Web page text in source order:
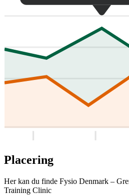
Placering
Her kan du finde Fysio Denmark –
Training Clinic